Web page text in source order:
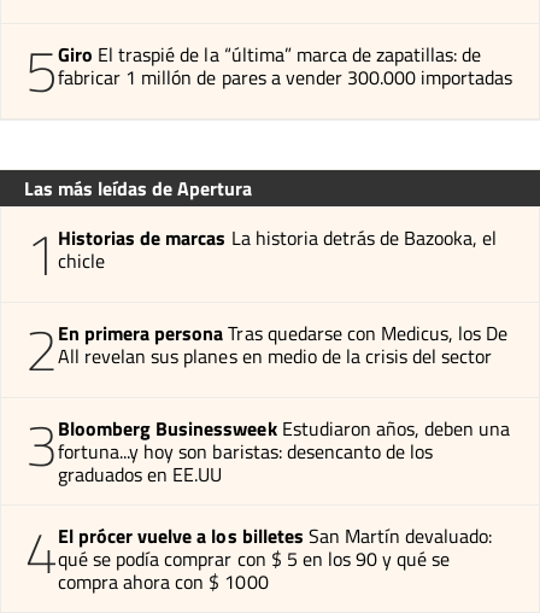
5Giro El traspié de la “última” marca de zapatillas: de
fabricar 1 millón de pares a vender 300.000 importadas
Las más leídas de Apertura
1 Historias de marcas La historia detrás de Bazooka, el
chicle
2En primera personaTras quedarse con Medicus, los De
All revelan sus planes en medio de la crisis del sector
3Bloomberg Businessweek Estudiaron años, deben una
fortuna...y hoy son baristas: desencanto de los
graduados en EE.UU
4El prócer vuelve a los billetes San Martín devaluado:
qué se podía comprar con $ 5 en los 90 y qué se
compra ahora con $ 1000